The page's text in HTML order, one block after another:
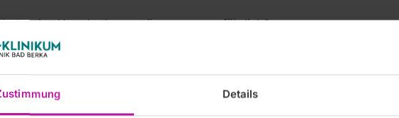
Details
meine Herzrhythmusstörungen ungefährlich?
„Frechen Fragen“ an Chefärzte im Erfurter Haus Dacheröden
Herzrhythmusstörungen. Der Vortrag von Prof. Dr. Christoph Geller,
invasiver Elektrophysiologie
, ging der Frage nach, ob und wann